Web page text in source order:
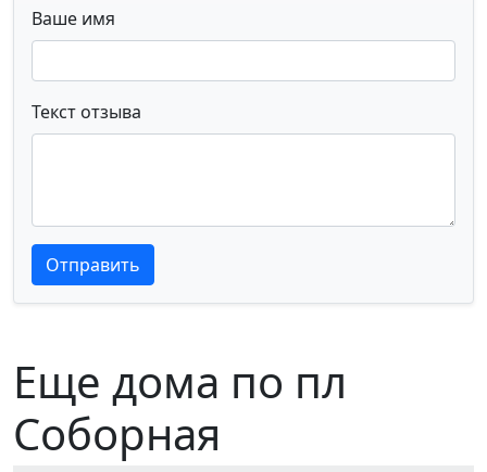
Ваше имя
Текст отзыва
Текст отзыва
Текст отзыва
Отправить
Еще дома по пл
Соборная